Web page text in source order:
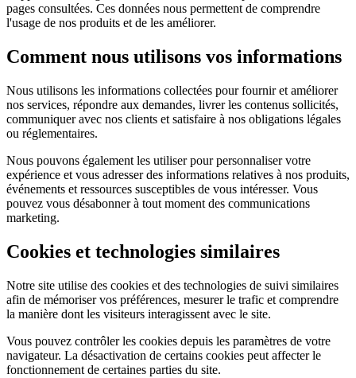
pages consultées. Ces données nous permettent de comprendre
l'usage de nos produits et de les améliorer.
Comment nous utilisons vos informations
Nous utilisons les informations collectées pour fournir et améliorer
nos services, répondre aux demandes, livrer les contenus sollicités,
communiquer avec nos clients et satisfaire à nos obligations légales
ou réglementaires.
Nous pouvons également les utiliser pour personnaliser votre
expérience et vous adresser des informations relatives à nos produits,
événements et ressources susceptibles de vous intéresser. Vous
pouvez vous désabonner à tout moment des communications
marketing.
Cookies et technologies similaires
Notre site utilise des cookies et des technologies de suivi similaires
afin de mémoriser vos préférences, mesurer le trafic et comprendre
la manière dont les visiteurs interagissent avec le site.
Vous pouvez contrôler les cookies depuis les paramètres de votre
navigateur. La désactivation de certains cookies peut affecter le
fonctionnement de certaines parties du site.